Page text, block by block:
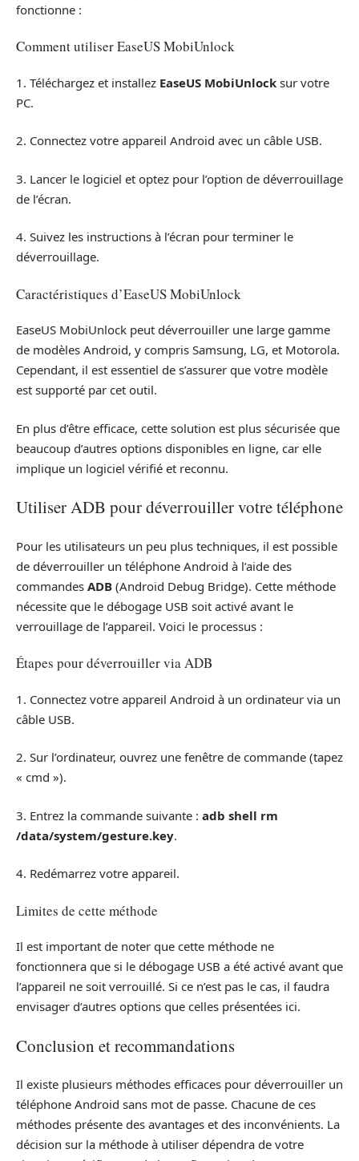
fonctionne :
Comment utiliser EaseUS MobiUnlock
1. Téléchargez et installez EaseUS MobiUnlock sur votre
PC.
2. Connectez votre appareil Android avec un câble USB.
3. Lancer le logiciel et optez pour l’option de déverrouillage
de l’écran.
4. Suivez les instructions à l’écran pour terminer le
déverrouillage.
Caractéristiques d’EaseUS MobiUnlock
EaseUS MobiUnlock peut déverrouiller une large gamme
de modèles Android, y compris Samsung, LG, et Motorola.
Cependant, il est essentiel de s’assurer que votre modèle
est supporté par cet outil.
En plus d’être efficace, cette solution est plus sécurisée que
beaucoup d’autres options disponibles en ligne, car elle
implique un logiciel vérifié et reconnu.
Utiliser ADB pour déverrouiller votre téléphone
Pour les utilisateurs un peu plus techniques, il est possible
de déverrouiller un téléphone Android à l’aide des
commandes ADB (Android Debug Bridge). Cette méthode
nécessite que le débogage USB soit activé avant le
verrouillage de l’appareil. Voici le processus :
Étapes pour déverrouiller via ADB
1. Connectez votre appareil Android à un ordinateur via un
câble USB.
2. Sur l’ordinateur, ouvrez une fenêtre de commande (tapez
« cmd »).
3. Entrez la commande suivante : adb shell rm
/data/system/gesture.key.
4. Redémarrez votre appareil.
Limites de cette méthode
Il est important de noter que cette méthode ne
fonctionnera que si le débogage USB a été activé avant que
l’appareil ne soit verrouillé. Si ce n’est pas le cas, il faudra
envisager d’autres options que celles présentées ici.
Conclusion et recommandations
Il existe plusieurs méthodes efficaces pour déverrouiller un
téléphone Android sans mot de passe. Chacune de ces
méthodes présente des avantages et des inconvénients. La
décision sur la méthode à utiliser dépendra de votre